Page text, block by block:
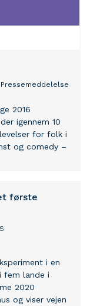
Pressemeddelelse
2016
igennem 10
for folk i
og comedy –
første
i en
fem lande i
2020
og viser vejen